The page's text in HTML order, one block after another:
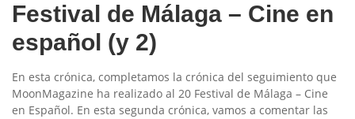
Festival de Málaga – Cine en
español (y 2)
En esta crónica, completamos la crónica del seguimiento que
MoonMagazine ha realizado al 20 Festival de Málaga – Cine
en Español. En esta segunda crónica, vamos a comentar las